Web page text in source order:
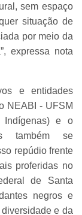
sem espaço
situação de
por meio da
expressa nota
e entidades
NEABI - UFSM
Indígenas) e o
também se
repúdio frente
proferidas no
de Santa
negros e
e da